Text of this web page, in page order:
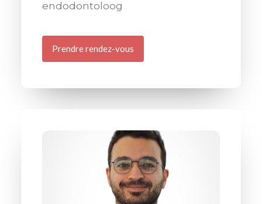
endodontoloog